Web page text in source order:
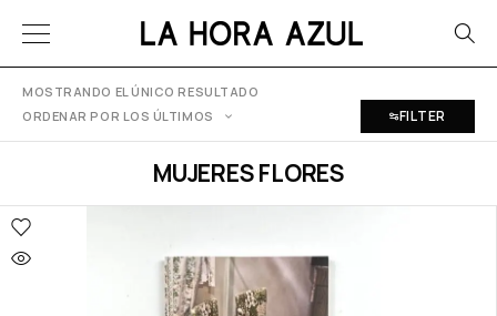
MOSTRANDO EL ÚNICO RESULTADO
ORDENAR POR LOS ÚLTIMOS
FILTER
MUJERES FLORES